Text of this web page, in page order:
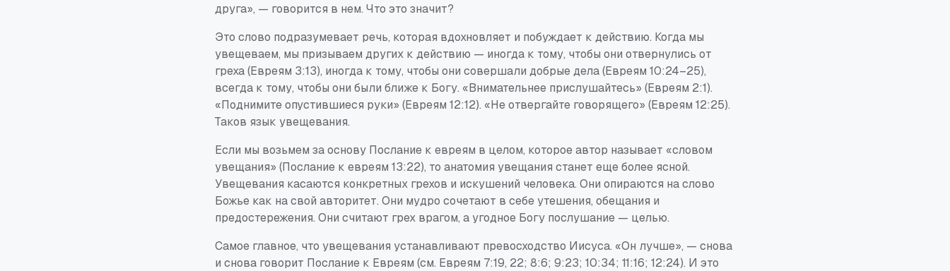
друга», — говорится в нем. Что это значит?
Это слово подразумевает речь, которая вдохновляет и побуждает к действию. Когда мы
увещеваем, мы призываем других к действию — иногда к тому, чтобы они отвернулись от
греха (Евреям 3:13), иногда к тому, чтобы они совершали добрые дела (Евреям 10:24–25),
всегда к тому, чтобы они были ближе к Богу. «Внимательнее прислушайтесь» (Евреям 2:1).
«Поднимите опустившиеся руки» (Евреям 12:12). «Не отвергайте говорящего» (Евреям 12:25).
Таков язык увещевания.
Если мы возьмем за основу Послание к евреям в целом, которое автор называет «словом
увещания» (Послание к евреям 13:22), то анатомия увещания станет еще более ясной.
Увещевания касаются конкретных грехов и искушений человека. Они опираются на слово
Божье как на свой авторитет. Они мудро сочетают в себе утешения, обещания и
предостережения. Они считают грех врагом, а угодное Богу послушание — целью.
Самое главное, что увещевания устанавливают превосходство Иисуса. «Он лучше», — снова
и снова говорит Послание к Евреям (см. Евреям 7:19, 22; 8:6; 9:23; 10:34; 11:16; 12:24). И это